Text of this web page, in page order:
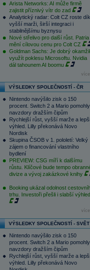
Arista Networks: AI může firmě
zajistit příznivý vítr do zad
Analytický radar: Colt CZ roste
vyšší marži, širší integraci i
stabilnějšímu byznysu
Nové střelivo pro další růst. Patria
mění cílovou cenu pro Colt CZ
Goldman Sachs: Je dobrý
využít poklesu Microsoftu. Nvidia
dál tahounem AI boomu
VÝSLEDKY SPOLEČNOSTÍ - ČR
Nintendo navýšilo zisk o 150
procent. Switch 2 a Mario pomohly
navzdory dražším čipům
Rychlejší růst, vyšší marže a
výhled. Lilly překonává Novo
Nordisk
Skupina ČSOB v 1. pololetí: Velký
zájem o financování vlastního
bydlení
PREVIEW: CSG míří k dalšímu
růstu. Klíčové bude tempo
divize a vývoj zakázkové knihy
Booking ukázal odolnost
trhu. Investoři přešli i slabší výhled
VÝSLEDKY SPOLEČNOSTÍ - SVĚT
Nintendo navýšilo zisk o 150
procent. Switch 2 a Mario pomohly
navzdory dražším čipům
Rychlejší růst, vyšší marže a
výhled. Lilly překonává Novo